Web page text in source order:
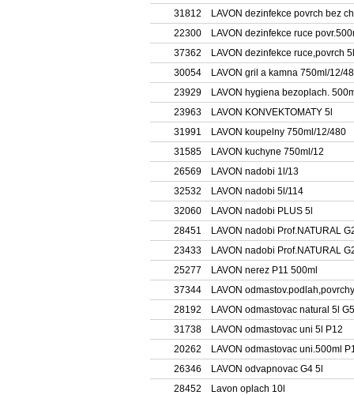
31812
LAVON dezinfekce povrch bez
22300
LAVON dezinfekce ruce
37362
LAVON dezinfekce ruce,povrch
30054
LAVON gril a kamna 750ml/12/
23929
LAVON hygiena bezoplach.
23963
LAVON KONVEKTOMATY 5l
31991
LAVON koupelny 750ml/12/480
31585
LAVON kuchyne 750ml/12
26569
LAVON nadobi 1l/13
32532
LAVON nadobi 5l/114
32060
LAVON nadobi PLUS 5l
28451
LAVON nadobi Prof.NATURAL
23433
LAVON nadobi Prof.NATURAL
25277
LAVON nerez P11 500ml
37344
LAVON
28192
LAVON odmastovac natural 5l G5
31738
LAVON odmastovac uni 5l P12
20262
LAVON odmastovac uni.500ml
26346
LAVON odvapnovac G4 5l
28452
Lavon oplach 10l